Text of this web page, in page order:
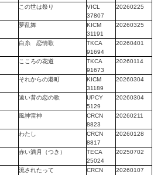
この世は祭り
VICL
37807
20260225
夢乱舞
KICM
31191
20260325
白糸 恋情歌
TKCA
91694
20260401
こころの花道
TKCA
91673
20260114
それからの港町
KICM
31189
20260304
遠い昔の恋の歌
UPCY
5129
20260304
風神雷神
CRCN
8823
20260211
わたし
CRCN
8817
20260128
赤い満月（つき）
TECA
25024
20250702
流されたって
CRCN
20260107